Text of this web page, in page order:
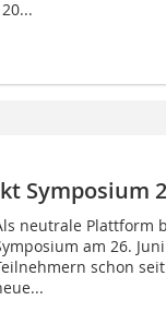
Symposium
neutrale Plattform
am 26.
schon